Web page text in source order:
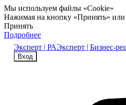
Мы используем файлы «Cookie»
Нажимая на кнопку «Принять» или
Принять
Подробнее
Эксперт | РАЭксперт | Бизнес-
Вход